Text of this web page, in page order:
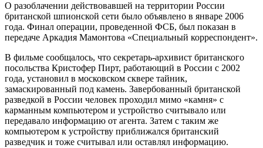
О разоблачении действовавшей на территории России
британской шпионской сети было объявлено в январе 2006
года. Финал операции, проведенной ФСБ, был показан в
передаче Аркадия Мамонтова «Специальный корреспондент».
В фильме сообщалось, что секретарь-архивист британского
посольства Кристофер Пирт, работающий в России с 2002
года, установил в московском сквере тайник,
замаскированный под камень. Завербованный британской
разведкой в России человек проходил мимо «камня» с
карманным компьютером и устройство считывало или
передавало информацию от агента. Затем с таким же
компьютером к устройству приближался британский
разведчик и тоже считывал или оставлял информацию.